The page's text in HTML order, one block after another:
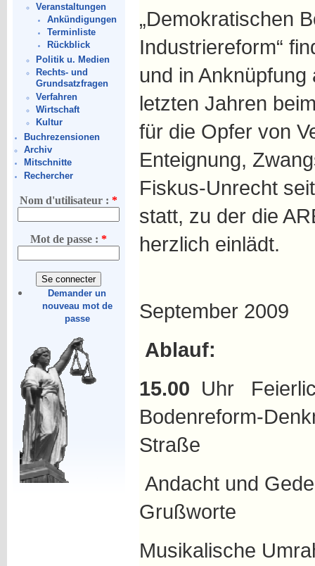
Veranstaltungen
Ankündigungen
Terminliste
Rückblick
Politik u. Medien
Rechts- und
Grundsatzfragen
Verfahren
Wirtschaft
Kultur
Buchrezensionen
Archiv
Mitschnitte
Rechercher
Nom d'utilisateur :*
Mot de passe :*
Demander un
nouveau mot de
passe
„Demokratischen
Industriereform“
und in
letzten Jahren
für die Opfer von
Enteignung,
Fiskus-Unrecht
statt, zu der die
herzlich einlädt.
September 2009
Ablauf:
15.00 Uhr
Bodenreform-
Straße
Andacht und
Musikalische